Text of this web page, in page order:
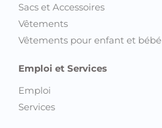
Sacs et Accessoires
Vêtements
Vêtements pour enfant et bébé
Emploi et Services
Emploi
Services